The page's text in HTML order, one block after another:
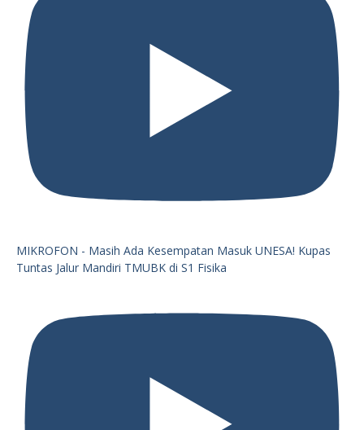
MIKROFON - Masih Ada Kesempatan Masuk UNESA! Kupas
Tuntas Jalur Mandiri TMUBK di S1 Fisika